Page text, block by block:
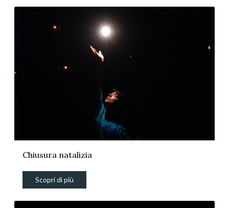
Chiusura natalizia
Scopri di più